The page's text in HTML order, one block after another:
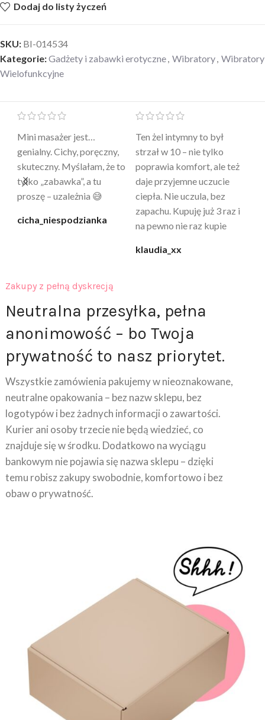
Dodaj do listy życzeń
SKU: BI-014534
Kategorie:Gadżety i zabawki erotyczne, Wibratory, Wibratory
Wielofunkcyjne
Mini masażer jest…
genialny. Cichy, poręczny,
skuteczny. Myślałam, że to
tylko „zabawka”, a tu
proszę – uzależnia 😅
cicha_niespodzianka
Ten żel intymny to był
strzał w 10 – nie tylko
poprawia komfort, ale też
daje przyjemne uczucie
ciepła. Nie uczula, bez
zapachu. Kupuję już 3 raz i
na pewno nie raz kupie
klaudia_xx
Zakupy z pełną dyskrecją
Neutralna przesyłka, pełna
anonimowość – bo Twoja
prywatność to nasz priorytet.
Wszystkie zamówienia pakujemy w nieoznakowane,
neutralne opakowania – bez nazw sklepu, bez
logotypów i bez żadnych informacji o zawartości.
Kurier ani osoby trzecie nie będą wiedzieć, co
znajduje się w środku. Dodatkowo na wyciągu
bankowym nie pojawia się nazwa sklepu – dzięki
temu robisz zakupy swobodnie, komfortowo i bez
obaw o prywatność.